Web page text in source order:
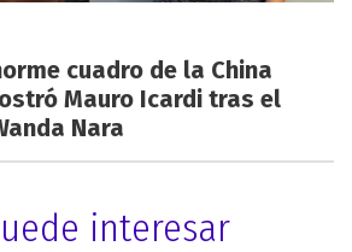
cuadro de la China
Mauro Icardi tras el
Nara
interesar